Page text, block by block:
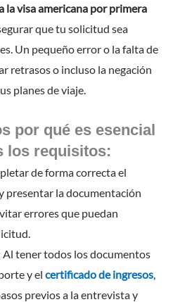
la visa americana por primera
que tu solicitud sea
Un pequeño error o la falta de
retrasos o incluso la negación
planes de viaje.
por qué es esencial
los requisitos:
de forma correcta el
presentar la documentación
errores que puedan
Al tener todos los documentos
y el certificado de ingresos,
previos a la entrevista y